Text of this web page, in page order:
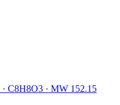
· C8H8O3 · MW 152.15